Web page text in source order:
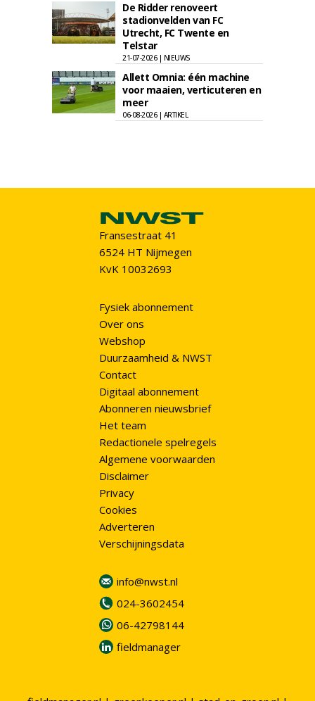
De Ridder renoveert
stadionvelden van FC
Utrecht, FC Twente en
Telstar
21-07-2026 | NIEUWS
Allett Omnia: één machine
voor maaien, verticuteren en
meer
06-08-2026 | ARTIKEL
Fransestraat 41
6524 HT Nijmegen
KvK 10032693
Fysiek abonnement
Over ons
Webshop
Duurzaamheid & NWST
Contact
Digitaal abonnement
Abonneren nieuwsbrief
Het team
Redactionele spelregels
Algemene voorwaarden
Disclaimer
Privacy
Cookies
Adverteren
Verschijningsdata
info@nwst.nl
024-3602454
06-42798144
fieldmanager